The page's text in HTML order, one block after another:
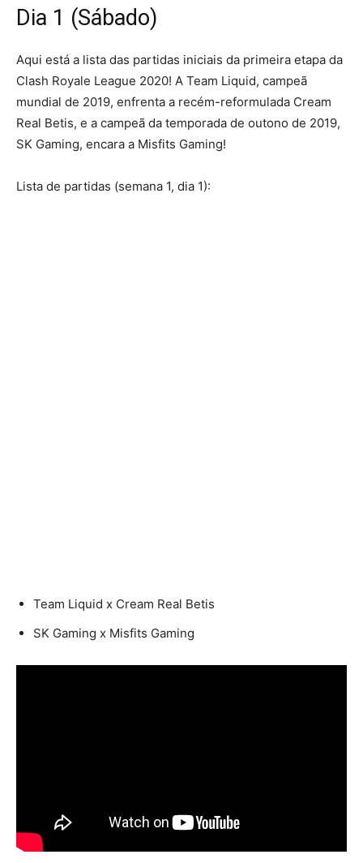
Dia 1 (Sábado)
Aqui está a lista das partidas iniciais da primeira etapa da
Clash Royale League 2020! A Team Liquid, campeã
mundial de 2019, enfrenta a recém-reformulada Cream
Real Betis, e a campeã da temporada de outono de 2019,
SK Gaming, encara a Misfits Gaming!
Lista de partidas (semana 1, dia 1):
Team Liquid x Cream Real Betis
SK Gaming x Misfits Gaming